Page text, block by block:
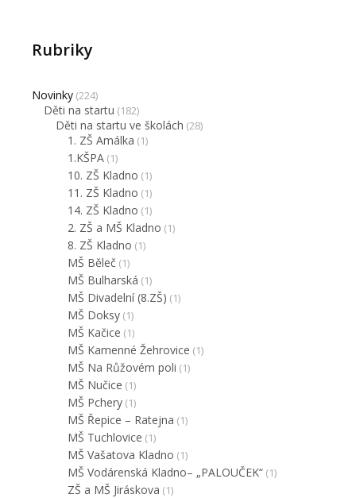
Rubriky
Novinky (224)
Děti na startu (182)
Děti na startu ve školách (28)
1. ZŠ Amálka (1)
1.KŠPA (1)
10. ZŠ Kladno (1)
11. ZŠ Kladno (1)
14. ZŠ Kladno (1)
2. ZŠ a MŠ Kladno (1)
8. ZŠ Kladno (1)
MŠ Běleč (1)
MŠ Bulharská (1)
MŠ Divadelní (8.ZŠ) (1)
MŠ Doksy (1)
MŠ Kačice (1)
MŠ Kamenné Žehrovice (1)
MŠ Na Růžovém poli (1)
MŠ Nučice (1)
MŠ Pchery (1)
MŠ Řepice – Ratejna (1)
MŠ Tuchlovice (1)
MŠ Vašatova Kladno (1)
MŠ Vodárenská Kladno– „PALOUČEK“ (1)
ZŠ a MŠ Jiráskova (1)